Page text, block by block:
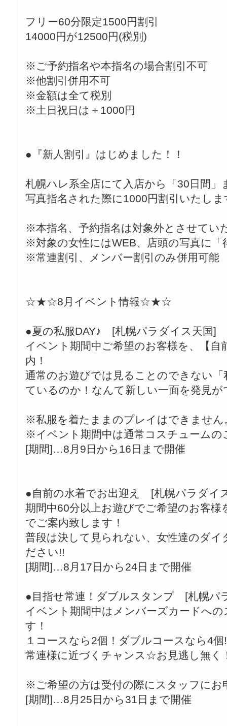
フリー60分限定1500円割引
14000円が12500円(税別)
※ご予約指名や本指名の場合割引不可
※他割引併用不可
※金額は全て税別
※土日祝日は＋1000円
●『新人割引』はじめました！！
札幌ハレ系全店にて入店から「30日間」
写真指名された際に1000円割引いたしま
※本指名、予約指名は対象外とさせてい
※対象の女性にはWEB、店頭の写真に「
※常連割引、メンバー割引のみ併用可能
☆★☆8月イベント情報☆★☆
●夏の私服DAY♪ [札幌パラダイス天国]
イベント期間中ご希望のお客様を、【自
内！
通常のお遊びでは見ることのできない
ているのか！なんて新しい一面を発見
※私服を着たままのプレイはできません
※イベント期間中は通常コスチュームの
[期間]…8月9日から16日まで開催
●自前の水着でお出迎え [札幌パラダイ
期間中60分以上お遊びでご希望のお客様
でご案内致します！
普段は決して見られない、女性達のダ
ださい!!
[期間]…8月17日から24日まで開催
●目指せ常連！ダブルスタンプ [札幌パ
イベント期間中はメンバーズカードへ
す！
１コースなら2個！ダブルコースなら4
常連様に近づくチャンス☆お見逃し無く
※ご希望の方は受付の際にスタッフにお
[期間]…8月25日から31日まで開催